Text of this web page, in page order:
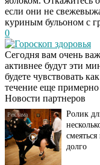
если они не
куриным бульоном с
0
Гороскоп здоровья
Сегодня вам очень
активнее будут эти
будете чувствовать
течение еще
Новости партнеров
Скрытая
пляже
люди
их не
Ролик